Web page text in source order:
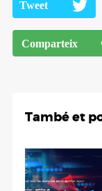
També et